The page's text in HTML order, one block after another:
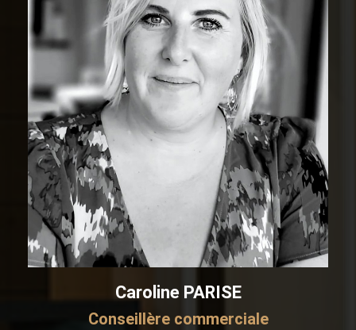
Caroline PARISE
Conseillère commerciale